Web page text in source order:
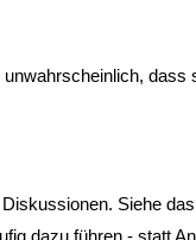
dass
Diskussionen. Siehe das
dazu führen - statt